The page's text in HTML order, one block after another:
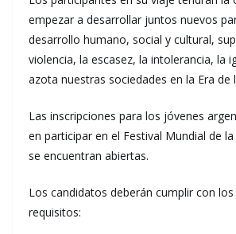
empezar a desarrollar juntos nuevos
desarrollo humano, social y cultural,
violencia, la escasez, la intolerancia, la
azota nuestras sociedades en la Era de
Las inscripciones para los jóvenes
en participar en el Festival Mundial de
se encuentran abiertas.
Los candidatos deberán cumplir con
requisitos: